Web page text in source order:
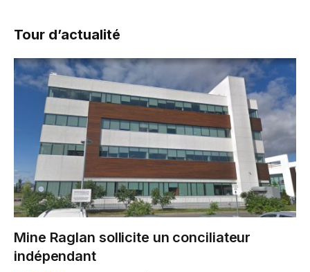
Tour d’actualité
Mine Raglan sollicite un conciliateur
indépendant